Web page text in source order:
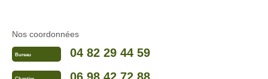
Nos coordonnées
Bureau 04 82 29 44 59